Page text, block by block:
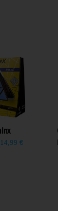
14,99 €